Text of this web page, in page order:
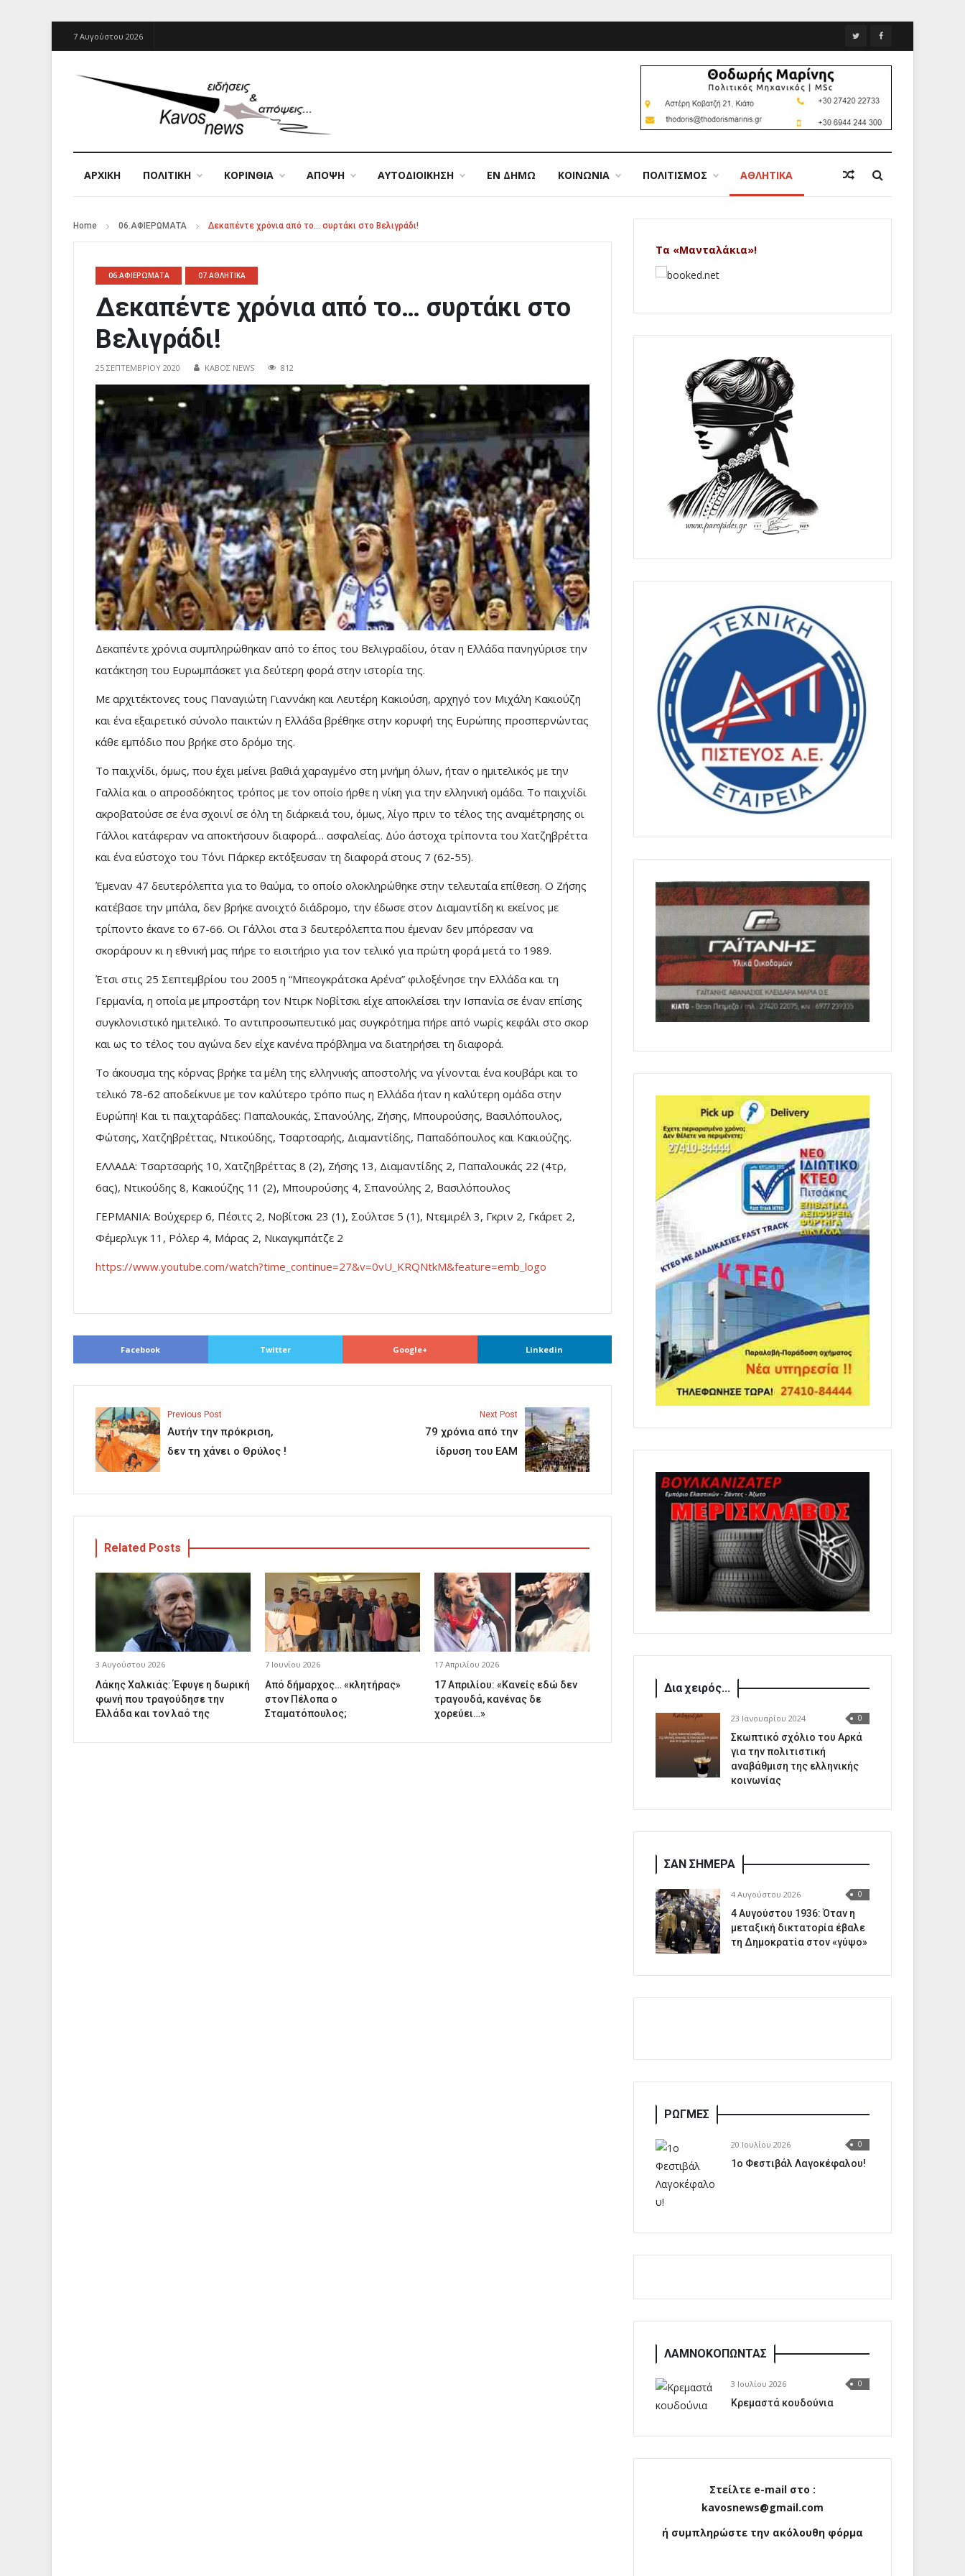
7 Αυγούστου 2026
ΑΡΧΙΚΉ ΠΟΛΙΤΙΚΗ ΚΟΡΙΝΘΙΑ ΑΠΟΨΗ ΑΥΤΟΔΙΟΙΚΗΣΗ ΕΝ ΔΗΜΩ ΚΟΙΝΩΝΙΑ ΠΟΛΙΤΙΣΜΟΣ ΑΘΛΗΤΙΚΑ
Home 06.ΑΦΙΕΡΩΜΑΤΑ Δεκαπέντε χρόνια από το… συρτάκι στο Βελιγράδι!
06.ΑΦΙΕΡΩΜΑΤΑ 07.ΑΘΛΗΤΙΚΑ
Δεκαπέντε χρόνια από το… συρτάκι στο
Βελιγράδι!
25 ΣΕΠΤΕΜΒΡΊΟΥ 2020 ΚΑΒΟΣ NEWS 812
Δεκαπέντε χρόνια συμπληρώθηκαν από το έπος του Βελιγραδίου, όταν η Ελλάδα πανηγύρισε την
κατάκτηση του Ευρωμπάσκετ για δεύτερη φορά στην ιστορία της.
Με αρχιτέκτονες τους Παναγιώτη Γιαννάκη και Λευτέρη Κακιούση, αρχηγό τον Μιχάλη Κακιούζη
και ένα εξαιρετικό σύνολο παικτών η Ελλάδα βρέθηκε στην κορυφή της Ευρώπης προσπερνώντας
κάθε εμπόδιο που βρήκε στο δρόμο της.
To παιχνίδι, όμως, που έχει μείνει βαθιά χαραγμένο στη μνήμη όλων, ήταν ο ημιτελικός με την
Γαλλία και ο απροσδόκητος τρόπος με τον οποίο ήρθε η νίκη για την ελληνική ομάδα. Το παιχνίδι
ακροβατούσε σε ένα σχοινί σε όλη τη διάρκειά του, όμως, λίγο πριν το τέλος της αναμέτρησης οι
Γάλλοι κατάφεραν να αποκτήσουν διαφορά… ασφαλείας. Δύο άστοχα τρίποντα του Χατζηβρέττα
και ένα εύστοχο του Τόνι Πάρκερ εκτόξευσαν τη διαφορά στους 7 (62-55).
Έμεναν 47 δευτερόλεπτα για το θαύμα, το οποίο ολοκληρώθηκε στην τελευταία επίθεση. Ο Ζήσης
κατέβασε την μπάλα, δεν βρήκε ανοιχτό διάδρομο, την έδωσε στον Διαμαντίδη κι εκείνος με
τρίποντο έκανε το 67-66. Οι Γάλλοι στα 3 δευτερόλεπτα που έμεναν δεν μπόρεσαν να
σκοράρουν κι η εθνική μας πήρε το εισιτήριο για τον τελικό για πρώτη φορά μετά το 1989.
Έτσι στις 25 Σεπτεμβρίου του 2005 η “Μπεογκράτσκα Αρένα” φιλοξένησε την Ελλάδα και τη
Γερμανία, η οποία με μπροστάρη τον Ντιρκ Νοβίτσκι είχε αποκλείσει την Ισπανία σε έναν επίσης
συγκλονιστικό ημιτελικό. Το αντιπροσωπευτικό μας συγκρότημα πήρε από νωρίς κεφάλι στο σκορ
και ως το τέλος του αγώνα δεν είχε κανένα πρόβλημα να διατηρήσει τη διαφορά.
Το άκουσμα της κόρνας βρήκε τα μέλη της ελληνικής αποστολής να γίνονται ένα κουβάρι και το
τελικό 78-62 αποδείκνυε με τον καλύτερο τρόπο πως η Ελλάδα ήταν η καλύτερη ομάδα στην
Ευρώπη! Και τι παιχταράδες: Παπαλουκάς, Σπανούλης, Ζήσης, Μπουρούσης, Βασιλόπουλος,
Φώτσης, Χατζηβρέττας, Ντικούδης, Τσαρτσαρής, Διαμαντίδης, Παπαδόπουλος και Κακιούζης.
ΕΛΛΑΔΑ: Τσαρτσαρής 10, Χατζηβρέττας 8 (2), Ζήσης 13, Διαμαντίδης 2, Παπαλουκάς 22 (4τρ,
6ας), Ντικούδης 8, Κακιούζης 11 (2), Μπουρούσης 4, Σπανούλης 2, Βασιλόπουλος
ΓΕΡΜΑΝΙΑ: Βούχερερ 6, Πέσιτς 2, Νοβίτσκι 23 (1), Σούλτσε 5 (1), Ντεμιρέλ 3, Γκριν 2, Γκάρετ 2,
Φέμερλιγκ 11, Ρόλερ 4, Μάρας 2, Νικαγκμπάτζε 2
https://www.youtube.com/watch?time_continue=27&v=0vU_KRQNtkM&feature=emb_logo
Facebook Twitter Google+ Linkedin
Previous Post
Αυτήν την πρόκριση,
δεν τη χάνει ο Θρύλος !
Next Post
79 χρόνια από την
ίδρυση του ΕΑΜ
Related Posts
3 Αυγούστου 2026
Λάκης Χαλκιάς: Έφυγε η δωρική
φωνή που τραγούδησε την
Ελλάδα και τον λαό της
7 Ιουνίου 2026
Από δήμαρχος… «κλητήρας»
στον Πέλοπα ο
Σταματόπουλος;
17 Απριλίου 2026
17 Απριλίου: «Κανείς εδώ δεν
τραγουδά, κανένας δε
χορεύει…»
Τα «Μανταλάκια»!
Δια χειρός...
23 Ιανουαρίου 2024 0
Σκωπτικό σχόλιο του Αρκά
για την πολιτιστική
αναβάθμιση της ελληνικής
κοινωνίας
ΣΑΝ ΣΗΜΕΡΑ
4 Αυγούστου 2026 0
4 Αυγούστου 1936: Όταν η
μεταξική δικτατορία έβαλε
τη Δημοκρατία στον «γύψο»
ΡΩΓΜΕΣ
20 Ιουλίου 2026 0
1o Φεστιβάλ Λαγοκέφαλου!
ΛΑΜΝΟΚΟΠΩΝΤΑΣ
3 Ιουλίου 2026 0
Κρεμαστά κουδούνια
Στείλτε e-mail στο :
kavosnews@gmail.com
ή συμπληρώστε την ακόλουθη φόρμα